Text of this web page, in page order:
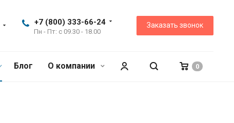
+7 (800) 333-66-24
Пн - Пт: с 09.30 - 18.00
Заказать звонок
0
Блог О компании